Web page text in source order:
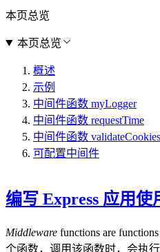
编写 Express 应用使
Middleware functions are
个函数，调用该函数时，会执
本页总览
本页总览
概述
示例
中间件函数 myLogger
中间件函数 requestTime
中间件函数 validateCookies
可配置中间件